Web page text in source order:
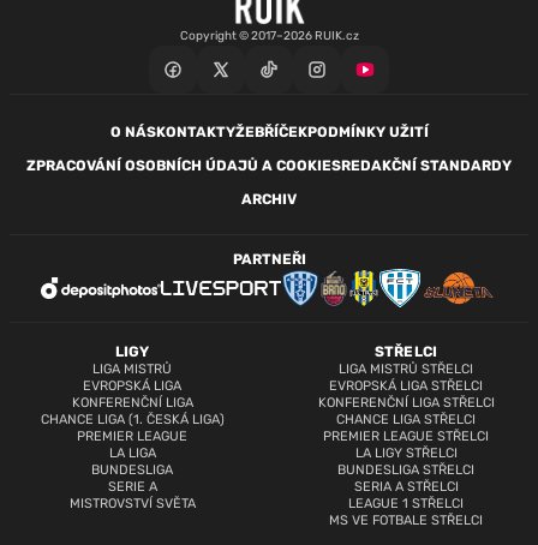
Copyright © 2017–2026 RUIK.cz
O NÁSKONTAKTYŽEBŘÍČEKPODMÍNKY UŽITÍ
ZPRACOVÁNÍ OSOBNÍCH ÚDAJŮ A COOKIESREDAKČNÍ STANDARDY
ARCHIV
LIGY
LIGA MISTRŮ
EVROPSKÁ LIGA
KONFERENČNÍ LIGA
CHANCE LIGA (1. ČESKÁ LIGA)
PREMIER LEAGUE
LA LIGA
BUNDESLIGA
SERIE A
MISTROVSTVÍ SVĚTA
STŘELCI
LIGA MISTRŮ STŘELCI
EVROPSKÁ LIGA STŘELCI
KONFERENČNÍ LIGA STŘELCI
CHANCE LIGA STŘELCI
PREMIER LEAGUE STŘELCI
LA LIGY STŘELCI
BUNDESLIGA STŘELCI
SERIA A STŘELCI
LEAGUE 1 STŘELCI
MS VE FOTBALE STŘELCI
PARTNEŘI